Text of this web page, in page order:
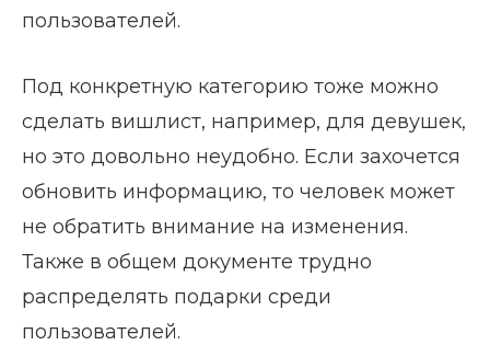
пользователей.
Под конкретную категорию тоже можно
сделать вишлист, например, для девушек,
но это довольно неудобно. Если захочется
обновить информацию, то человек может
не обратить внимание на изменения.
Также в общем документе трудно
распределять подарки среди
пользователей.